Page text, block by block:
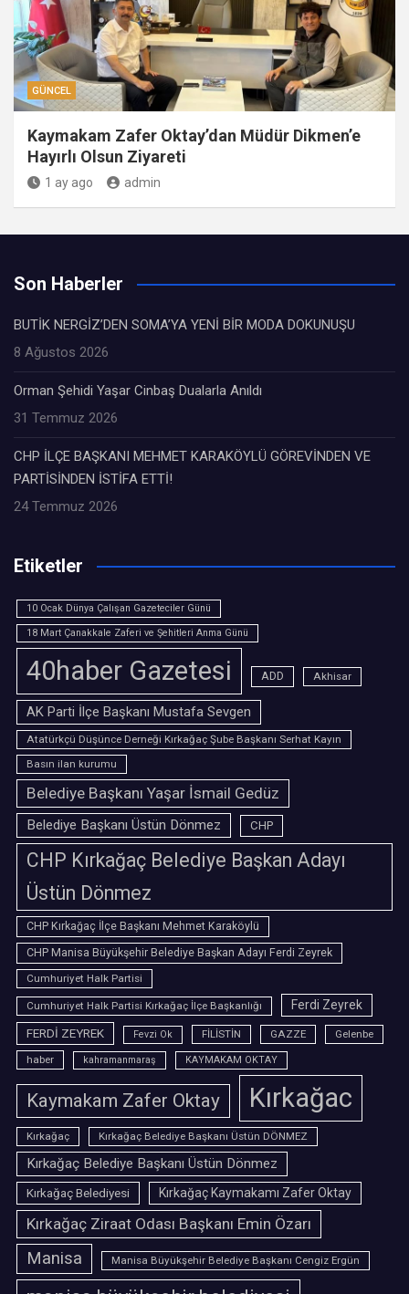
GÜNCEL
Kaymakam Zafer Oktay’dan Müdür Dikmen’e
Hayırlı Olsun Ziyareti
1 ay ago admin
Son Haberler
BUTİK NERGİZ’DEN SOMA’YA YENİ BİR MODA DOKUNUŞU
8 Ağustos 2026
Orman Şehidi Yaşar Cinbaş Dualarla Anıldı
31 Temmuz 2026
CHP İLÇE BAŞKANI MEHMET KARAKÖYLÜ GÖREVİNDEN VE
PARTİSİNDEN İSTİFA ETTİ!
24 Temmuz 2026
Etiketler
10 Ocak Dünya Çalışan Gazeteciler Günü
18 Mart Çanakkale Zaferi ve Şehitleri Anma Günü
40haber Gazetesi ADD Akhisar
AK Parti İlçe Başkanı Mustafa Sevgen
Atatürkçü Düşünce Derneği Kırkağaç Şube Başkanı Serhat Kayın
Basın ilan kurumu
Belediye Başkanı Yaşar İsmail Gedüz
Belediye Başkanı Üstün Dönmez CHP
CHP Kırkağaç Belediye Başkan Adayı
Üstün Dönmez
CHP Kırkağaç İlçe Başkanı Mehmet Karaköylü
CHP Manisa Büyükşehir Belediye Başkan Adayı Ferdi Zeyrek
Cumhuriyet Halk Partisi
Cumhuriyet Halk Partisi Kırkağaç İlçe Başkanlığı
Ferdi Zeyrek
FERDİ ZEYREK
Fevzi Ok FİLİSTİN GAZZE
Gelenbe
haber
kahramanmaraş KAYMAKAM OKTAY
Kaymakam Zafer Oktay Kırkağac
Kırkağaç Kırkağaç Belediye Başkanı Üstün DÖNMEZ
Kırkağaç Belediye Başkanı Üstün Dönmez
Kırkağaç Belediyesi Kırkağaç Kaymakamı Zafer Oktay
Kırkağaç Ziraat Odası Başkanı Emin Özarı
Manisa Manisa Büyükşehir Belediye Başkanı Cengiz Ergün